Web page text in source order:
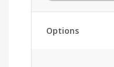
Options